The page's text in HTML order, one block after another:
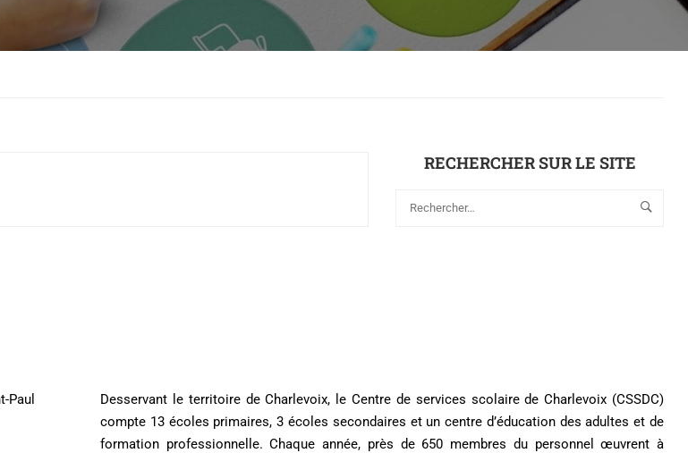
RECHERCHER SUR LE SITE
Paul
Desservant le territoire de Charlevoix, le Centre de services scolaire de Charlevoix (CSSDC)
compte 13 écoles primaires, 3 écoles secondaires et un centre d’éducation des adultes et de
formation professionnelle. Chaque année, près de 650 membres du personnel œuvrent à